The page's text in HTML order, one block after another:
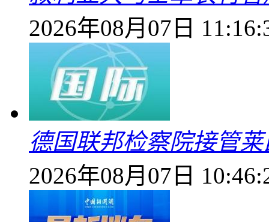
2026年08月07日
德国联邦检察院接管
2026年08月07日